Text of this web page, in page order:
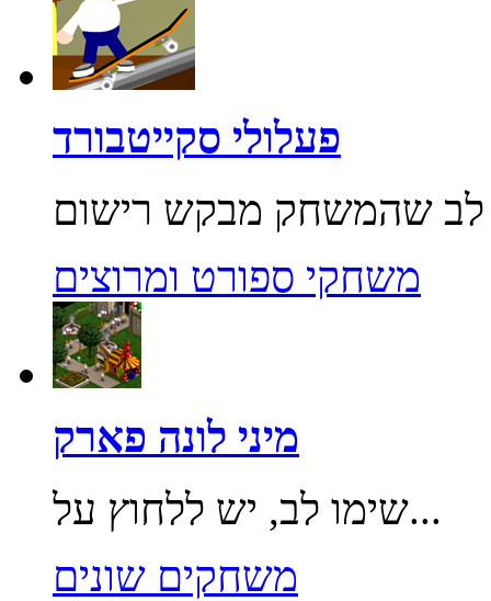
פעלולי סקייטבורד
משחקי ספורט ומרוצים
מיני לונה פארק
שימו לב, יש ללחוץ על...
משחקים שונים